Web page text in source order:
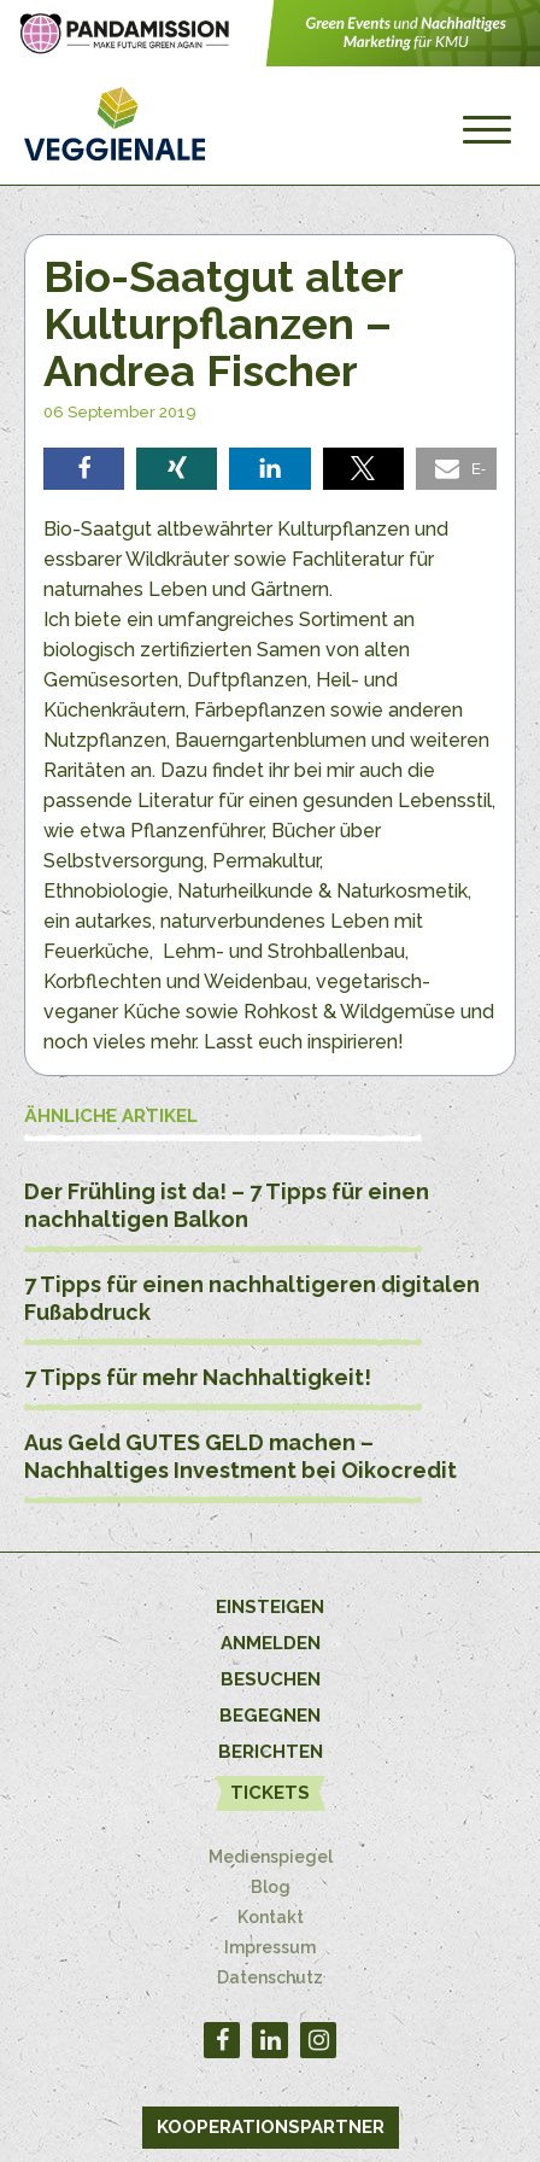
Bio-Saatgut alter
Kulturpflanzen –
Andrea Fischer
06 September 2019
teilen teilen teilen teilen
E-
Mail
Bio-Saatgut altbewährter Kulturpflanzen und
essbarer Wildkräuter sowie Fachliteratur für
naturnahes Leben und Gärtnern.
Ich biete ein umfangreiches Sortiment an
biologisch zertifizierten Samen von alten
Gemüsesorten, Duftpflanzen, Heil- und
Küchenkräutern, Färbepflanzen sowie anderen
Nutzpflanzen, Bauerngartenblumen und weiteren
Raritäten an. Dazu findet ihr bei mir auch die
passende Literatur für einen gesunden Lebensstil,
wie etwa Pflanzenführer, Bücher über
Selbstversorgung, Permakultur,
Ethnobiologie, Naturheilkunde & Naturkosmetik,
ein autarkes, naturverbundenes Leben mit
Feuerküche, Lehm- und Strohballenbau,
Korbflechten und Weidenbau, vegetarisch-
veganer Küche sowie Rohkost & Wildgemüse und
noch vieles mehr. Lasst euch inspirieren!
ÄHNLICHE ARTIKEL
Der Frühling ist da! – 7 Tipps für einen
nachhaltigen Balkon
7 Tipps für einen nachhaltigeren digitalen
Fußabdruck
7 Tipps für mehr Nachhaltigkeit!
Aus Geld GUTES GELD machen –
Nachhaltiges Investment bei Oikocredit
EINSTEIGEN
ANMELDEN
BESUCHEN
BEGEGNEN
BERICHTEN
TICKETS
Medienspiegel
Blog
Kontakt
Impressum
Datenschutz
KOOPERATIONSPARTNER